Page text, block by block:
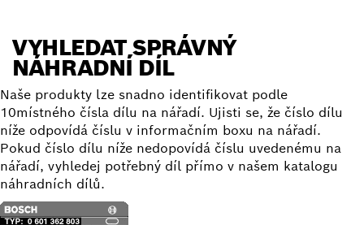
VYHLEDAT SPRÁVNÝ
NÁHRADNÍ DÍL
Naše produkty lze snadno identifikovat podle
10místného čísla dílu na nářadí. Ujisti se, že číslo dílu
níže odpovídá číslu v informačním boxu na nářadí.
Pokud číslo dílu níže nedopovídá číslu uvedenému na
nářadí, vyhledej potřebný díl přímo v našem katalogu
náhradních dílů.